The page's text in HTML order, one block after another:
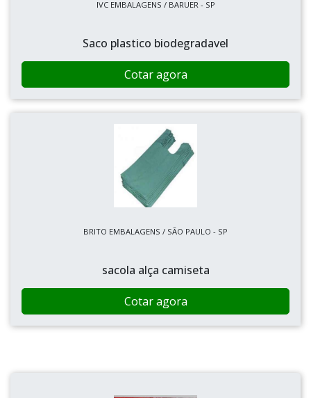
IVC EMBALAGENS / BARUER - SP
Saco plastico biodegradavel
Cotar agora
BRITO EMBALAGENS / SÃO PAULO - SP
sacola alça camiseta
Cotar agora